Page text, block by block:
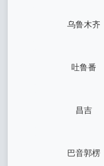
乌鲁木齐
吐鲁番
昌吉
巴音郭楞